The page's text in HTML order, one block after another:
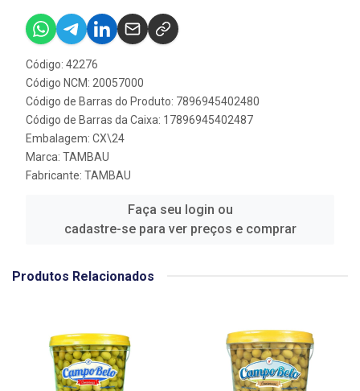
Código: 42276
Código NCM: 20057000
Código de Barras do Produto: 7896945402480
Código de Barras da Caixa: 17896945402487
Embalagem: CX\24
Marca: TAMBAU
Fabricante: TAMBAU
Faça seu login ou
cadastre-se para ver preços e comprar
Produtos Relacionados